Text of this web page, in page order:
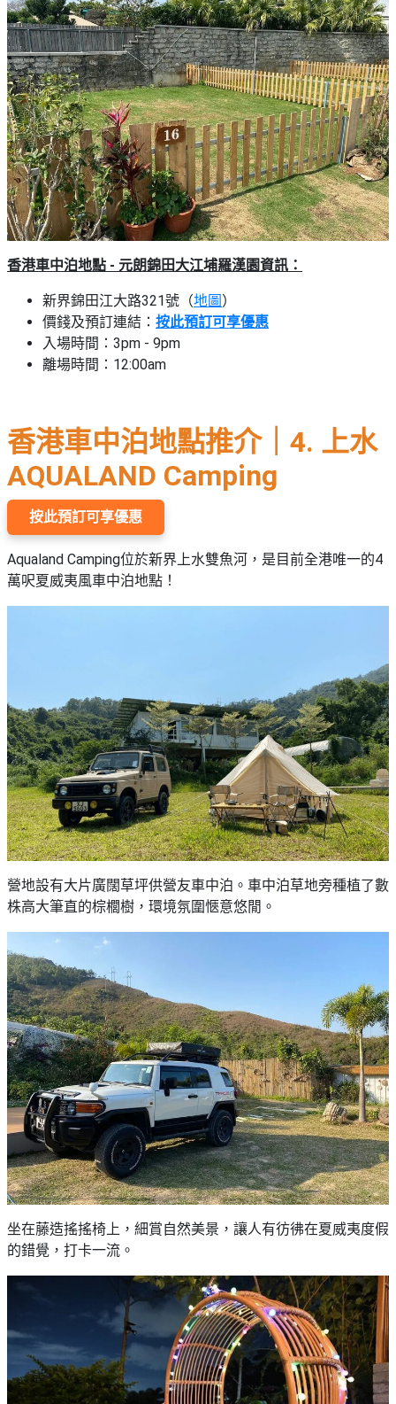
香港車中泊地點 - 元朗錦田大江埔羅漢園資訊：
新界錦田江大路321號（地圖 ）
價錢及預訂連結： 按此預訂可享優惠
入場時間：3pm - 9pm
離場時間：12:00am
香港車中泊地點推介｜4. 上水
AQUALAND Camping
按此預訂可享優惠
Aqualand Camping位於新界上水雙魚河，是目前全港唯一的4
萬呎夏威夷風車中泊地點！
營地設有大片廣闊草坪供營友車中泊。車中泊草地旁種植了數
株高大筆直的棕櫚樹，環境氛圍愜意悠閒。
坐在藤造搖搖椅上，細賞自然美景，讓人有彷彿在夏威夷度假
的錯覺，打卡一流。